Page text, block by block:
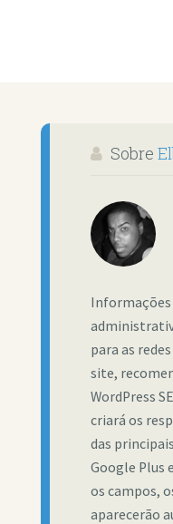
Sobre
para as
site,
WordPress
criará os
das
Google Plus
os campos,
aparecerão